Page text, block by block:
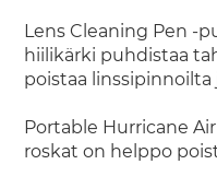
Lens Cleaning Pen -
hiilikärki puhdistaa
poistaa
Portable Hurricane
roskat on helppo